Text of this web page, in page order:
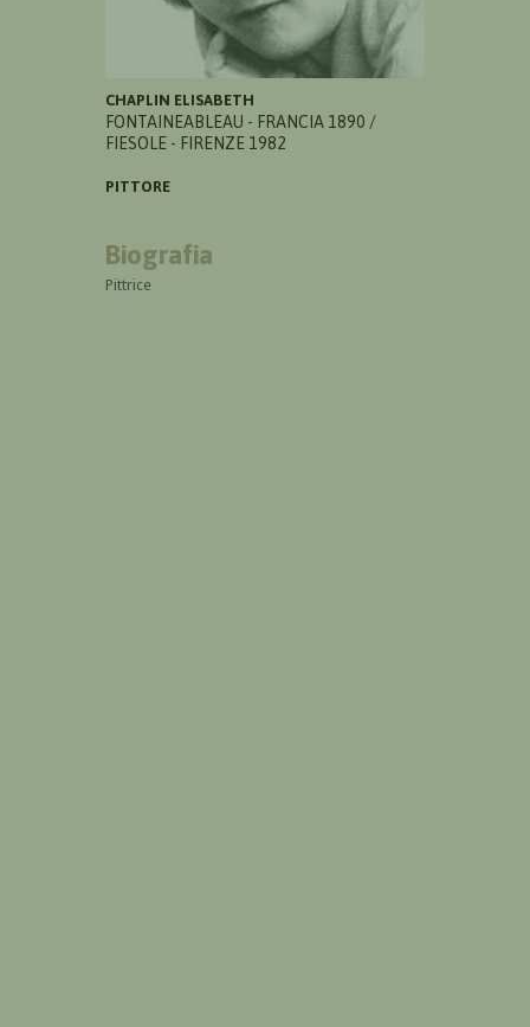
CHAPLIN ELISABETH
FONTAINEABLEAU - FRANCIA 1890 /
FIESOLE - FIRENZE 1982
PITTORE
Biografia
Pittrice